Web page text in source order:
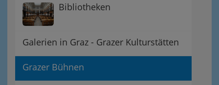
Bibliotheken
Galerien in Graz - Grazer Kulturstätten
Grazer Bühnen